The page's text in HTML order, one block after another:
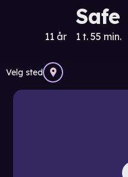
Safe
11 år 1 t. 55 min.
Velg sted